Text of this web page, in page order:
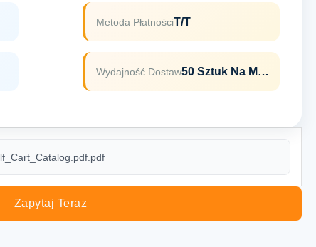
Metoda PłatnościT/T
Wydajność Dostaw 50 Sztuk Na Miesiąc
Zapytaj Teraz